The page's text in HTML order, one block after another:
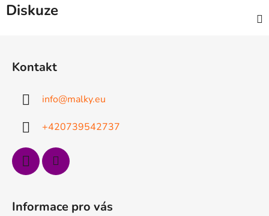
Diskuze
Kontakt
info@malky.eu
+420739542737
Informace pro vás